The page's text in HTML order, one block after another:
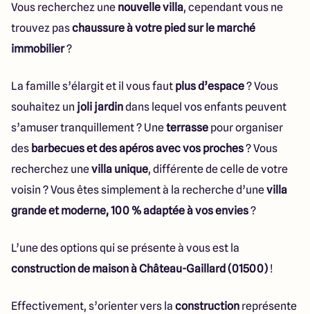
Vous recherchez une nouvelle villa, cependant vous ne
trouvez paschaussure à votre pied sur le marché
immobilier?
La famille s’élargit et il vous faut plus d’espace? Vous
souhaitez un joli jardindans lequel vos enfants peuvent
s’amuser tranquillement ? Uneterrasse pour organiser
des barbecues et des apéros avec vos proches? Vous
recherchez unevilla unique, différente de celle de votre
voisin ? Vous êtes simplement à la recherche d’unevilla
grande et moderne, 100 % adaptée à vos envies?
L’une des options qui se présente à vous est la
construction de maison à Château-Gaillard (01500) !
Effectivement, s’orienter vers la construction représente